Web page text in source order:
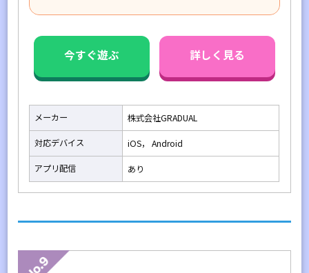
今すぐ遊ぶ 詳しく見る
メーカー
株式会社GRADUAL
対応デバイス
iOS， Android
アプリ配信
あり